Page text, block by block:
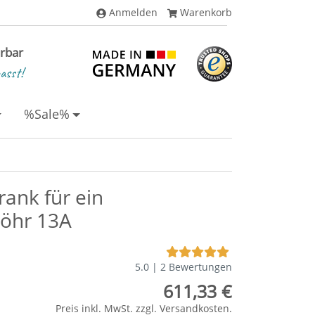
Anmelden Warenkorb
%Sale%
für ein
13A
5.0 | 2 Bewertungen
611,33 €
Preis inkl. MwSt. zzgl. Versandkosten.